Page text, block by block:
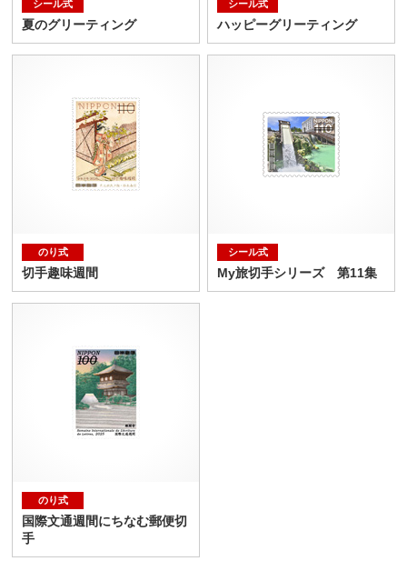
シール式
夏のグリーティング
シール式
ハッピーグリーティング
のり式
切手趣味週間
シール式
My旅切手シリーズ 第11集
のり式
国際文通週間にちなむ郵便切
手